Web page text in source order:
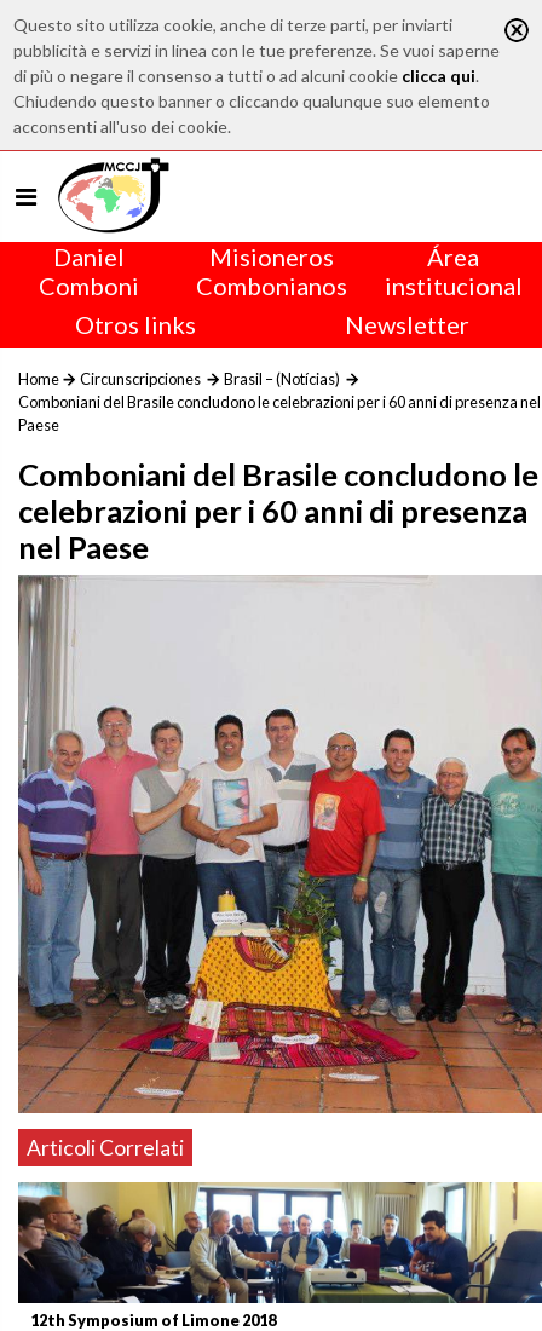
Questo sito utilizza cookie, anche di terze parti, per inviarti
pubblicità e servizi in linea con le tue preferenze. Se vuoi saperne
di più o negare il consenso a tutti o ad alcuni cookie clicca qui.
Chiudendo questo banner o cliccando qualunque suo elemento
acconsenti all'uso dei cookie.
Daniel
Comboni
Misioneros
Combonianos
Área
institucional
Otros links
Newsletter
Home Circunscripciones
Brasil – (Notícias)
Comboniani del Brasile concludono le celebrazioni per i 60 anni di presenza nel
Paese
Comboniani del Brasile concludono le
celebrazioni per i 60 anni di presenza
nel Paese
Articoli Correlati
12th Symposium of Limone 2018